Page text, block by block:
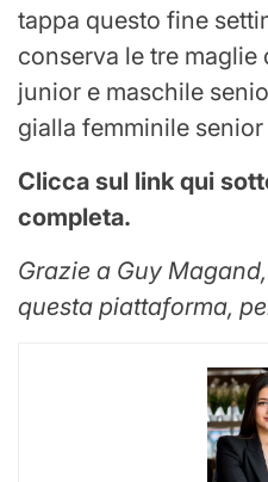
tappa questo fine
conserva le tre
junior e maschile
gialla femminile
Clicca sul link qui
completa.
Grazie a Guy
questa piattaforma,